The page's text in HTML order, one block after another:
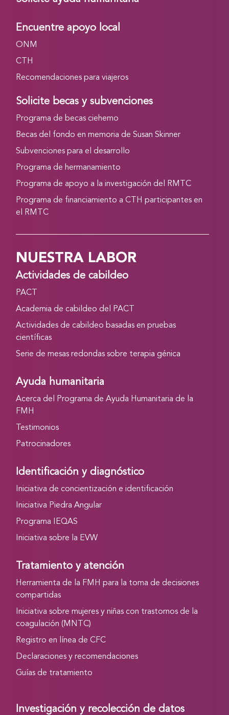
Encuentre apoyo local
ONM
CTH
Recomendaciones para viajeros
Solicite becas y subvenciones
Programa de becas ciehemo
Becas del fondo en memoria de Susan Skinner
Subvenciones para el desarrollo
Programa de hermanamiento
Programa de apoyo a la investigación del RMTC
Programa de financiamiento a CTH participantes en
el RMTC
NUESTRA LABOR
Actividades de cabildeo
PACT
Academia de cabildeo del PACT
Actividades de cabildeo basadas en pruebas
científicas
Serie de mesas redondas sobre terapia génica
Ayuda humanitaria
Acerca del Programa de Ayuda Humanitaria de la
FMH
Testimonios
Patrocinadores
Identificación y diagnóstico
Iniciativa de concientización e identificación
Iniciativa Piedra Angular
Programa IEQAS
Iniciativa sobre la EVW
Tratamiento y atención
Herramienta de la FMH para la toma de decisiones
compartidas
Iniciativa sobre mujeres y niñas con trastornos de la
coagulación (MNTC)
Registro en línea de CFC
Declaraciones y recomendaciones
Guías de tratamiento
Investigación y recolección de datos